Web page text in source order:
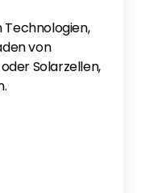
Technologien,
von
Solarzellen,